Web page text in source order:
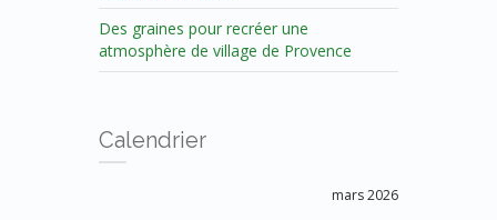
Des graines pour recréer une
atmosphère de village de Provence
Calendrier
mars 2026